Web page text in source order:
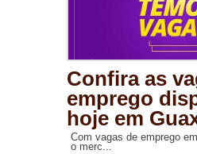
Confira as
emprego
hoje em
Com vagas de emprego
o merc...